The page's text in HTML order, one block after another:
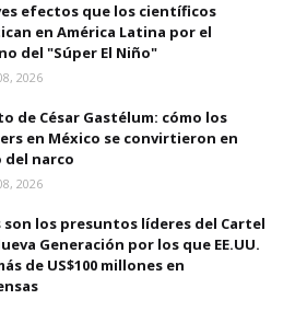
efectos que los científicos
en América Latina por el
del "Súper El Niño"
2026
de César Gastélum: cómo los
en México se convirtieron en
narco
2026
son los presuntos líderes del Cartel
Generación por los que EE.UU.
de US$100 millones en